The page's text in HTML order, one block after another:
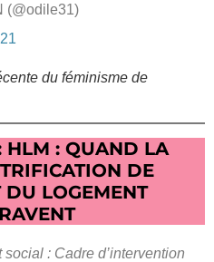
(@odile31)
du féminisme de
HLM : QUAND LA
DE
DU LOGEMENT
: Cadre d’intervention